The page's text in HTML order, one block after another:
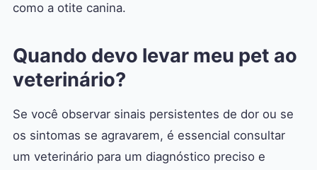
como a otite canina.
Quando devo levar meu pet ao
veterinário?
Se você observar sinais persistentes de dor ou se
os sintomas se agravarem, é essencial consultar
um veterinário para um diagnóstico preciso e